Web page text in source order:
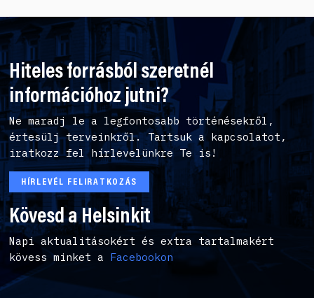
Hiteles forrásból szeretnél
információhoz jutni?
Ne maradj le a legfontosabb történésekről,
értesülj terveinkről. Tartsuk a kapcsolatot,
iratkozz fel hírlevelünkre Te is!
HÍRLEVÉL FELIRATKOZÁS
Kövesd a Helsinkit
Napi aktualitásokért és extra tartalmakért
kövess minket a Facebookon